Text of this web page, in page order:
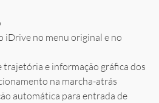
iDrive no menu original e no
trajetória e informação gráfica dos
na marcha-atrás
automática para entrada de